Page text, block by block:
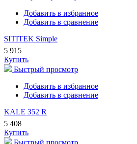
Добавить в избранное
Добавить в сравнение
SITITEK Simple
5 915
Купить
Быстрый просмотр
Добавить в избранное
Добавить в сравнение
KALE 352 R
5 408
Купить